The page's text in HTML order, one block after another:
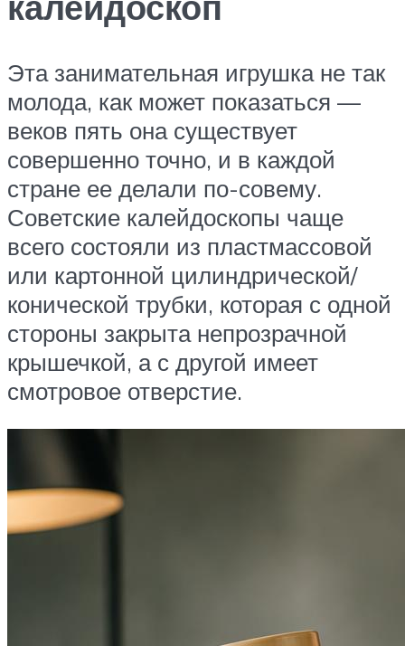
Эта занимательная игрушка не так
молода, как может показаться —
веков пять она существует
совершенно точно, и в каждой
стране ее делали по-совему.
Советские калейдоскопы чаще
всего состояли из пластмассовой
или картонной цилиндрической/
конической трубки, которая с одной
стороны закрыта непрозрачной
крышечкой, а с другой имеет
смотровое отверстие.